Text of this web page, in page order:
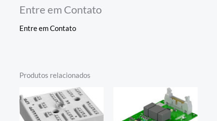
Entre em Contato
Entre em Contato
Produtos relacionados